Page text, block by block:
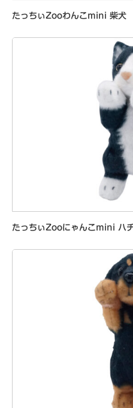
たっちぃZooわんこmini 柴犬
たっちぃZooにゃんこmini ハ